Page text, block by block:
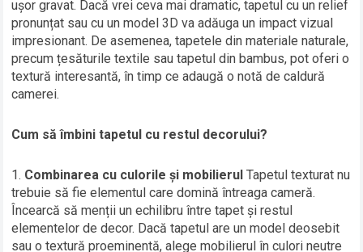
ușor gravat. Dacă vrei ceva mai dramatic, tapetul cu un relief
pronunțat sau cu un model 3D va adăuga un impact vizual
impresionant. De asemenea, tapetele din materiale naturale,
precum țesăturile textile sau tapetul din bambus, pot oferi o
textură interesantă, în timp ce adaugă o notă de caldură
camerei.
Cum să îmbini tapetul cu restul decorului?
Combinarea cu culorile și mobilierul Tapetul texturat nu
trebuie să fie elementul care domină întreaga cameră.
Încearcă să menții un echilibru între tapet și restul
elementelor de decor. Dacă tapetul are un model deosebit
sau o textură proeminentă, alege mobilierul în culori neutre